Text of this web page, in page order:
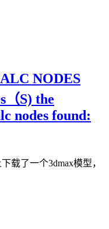
NODES
（S) the
nodes found:
载了一个3dmax模型，